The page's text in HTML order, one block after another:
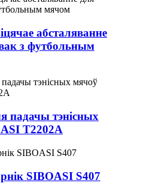
абсталяванне
з футбольным
тэнісных
T2202A
SIBOASI S407